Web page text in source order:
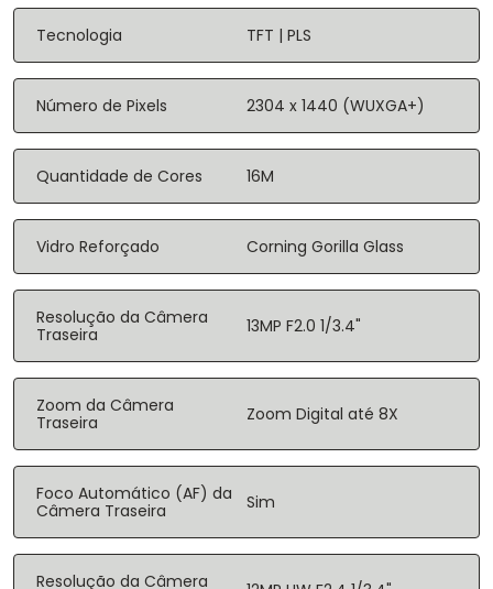
Tecnologia TFT | PLS
Número de Pixels 2304 x 1440 (WUXGA+)
Quantidade de Cores 16M
Vidro Reforçado Corning Gorilla Glass
Resolução da Câmera
Traseira
13MP F2.0 1/3.4"
Zoom da Câmera
Traseira
Zoom Digital até 8X
Foco Automático (AF) da
Câmera Traseira
Sim
Resolução da Câmera